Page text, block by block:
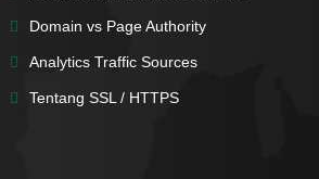
Domain vs Page Authority
Analytics Traffic Sources
Tentang SSL / HTTPS